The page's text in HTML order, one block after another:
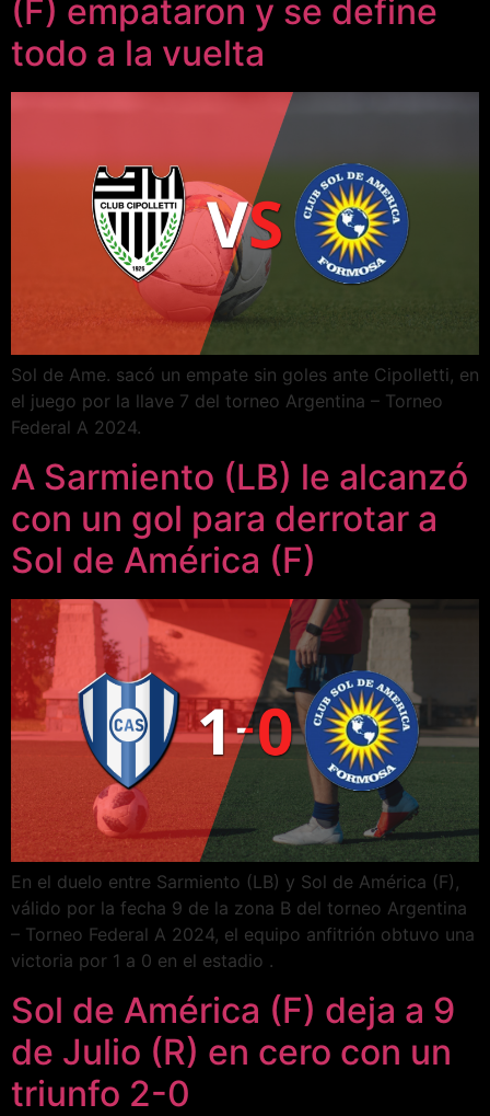
(F) empataron y se define
todo a la vuelta
Sol de Ame. sacó un empate sin goles ante Cipolletti, en
el juego por la llave 7 del torneo Argentina – Torneo
Federal A 2024.
A Sarmiento (LB) le alcanzó
con un gol para derrotar a
Sol de América (F)
En el duelo entre Sarmiento (LB) y Sol de América (F),
válido por la fecha 9 de la zona B del torneo Argentina
– Torneo Federal A 2024, el equipo anfitrión obtuvo una
victoria por 1 a 0 en el estadio .
Sol de América (F) deja a 9
de Julio (R) en cero con un
triunfo 2-0